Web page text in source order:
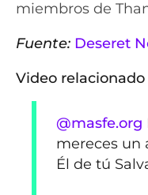
miembros de
Fuente: Deseret
Video relacionado
@masfe.org
mereces un
Él de tú